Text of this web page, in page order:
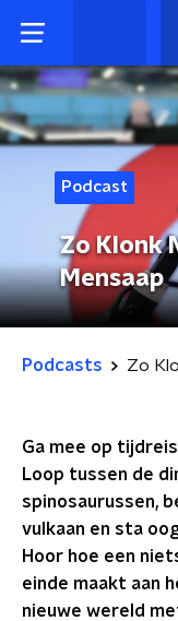
Podcast
Zo Klonk
Mensaap
Podcasts
Ga mee op
Loop tussen de
spinosaurussen,
vulkaan en sta
Hoor hoe een
einde maakt aan
nieuwe wereld